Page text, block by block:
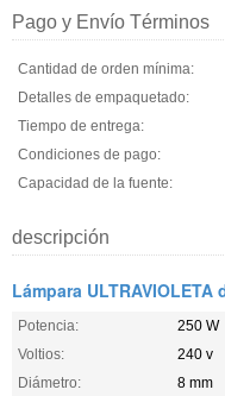
Pago y Envío Términos
Cantidad de orden mínima:
Detalles de empaquetado:
Tiempo de entrega:
Condiciones de pago:
Capacidad de la fuente:
descripción
Lámpara ULTRAVIOLETA
Potencia:
250 W
Voltios:
240 v
Diámetro:
8 mm